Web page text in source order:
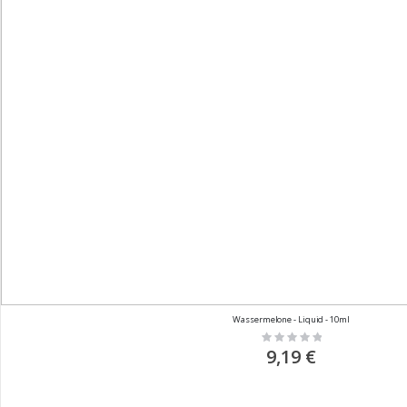
Wassermelone - Liquid - 10ml
Rating:
9,19 €